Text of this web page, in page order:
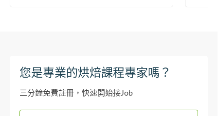
您是專業的烘焙課程專家嗎？
三分鐘免費註冊，快速開始接Job